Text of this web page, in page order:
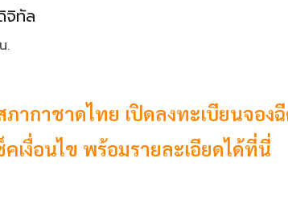
จิทัล
.
ภากาชาดไทย เปิดลงทะเบียนจอ
คเงื่อนไข พร้อมรายละเอียดได้ที่นี่